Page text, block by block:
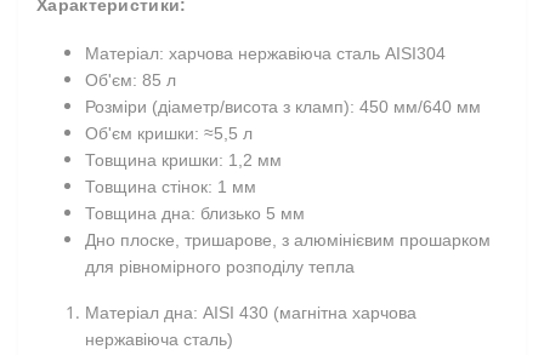
Характеристики:
Матеріал: харчова нержавіюча сталь AISI304
Об'єм: 85 л
Розміри (діаметр/висота з кламп): 450 мм/640 мм
Об'єм кришки: ≈5,5 л
Товщина кришки: 1,2 мм
Товщина стінок: 1 мм
Товщина дна: близько 5 мм
Дно плоске, тришарове, з алюмінієвим прошарком
для рівномірного розподілу тепла
Матеріал дна: AISI 430 (магнітна харчова
нержавіюча сталь)